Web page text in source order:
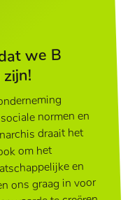
we B
normen en
draait het
om het
en
ons graag in voor